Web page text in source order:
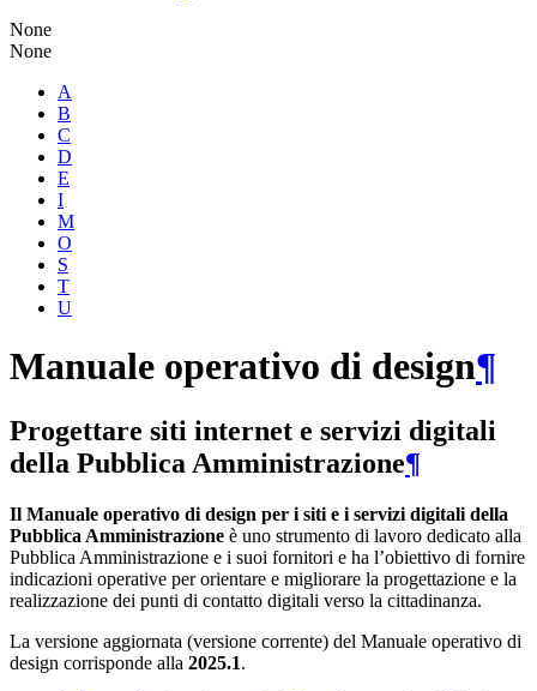
None
None
A
B
C
D
E
I
M
O
S
T
U
Manuale operativo di design¶
Progettare siti internet e servizi digitali
della Pubblica Amministrazione¶
Il Manuale operativo di design per i siti e i servizi digitali della
Pubblica Amministrazione è uno strumento di lavoro dedicato alla
Pubblica Amministrazione e i suoi fornitori e ha l’obiettivo di fornire
indicazioni operative per orientare e migliorare la progettazione e la
realizzazione dei punti di contatto digitali verso la cittadinanza.
La versione aggiornata (versione corrente) del Manuale operativo di
design corrisponde alla 2025.1.